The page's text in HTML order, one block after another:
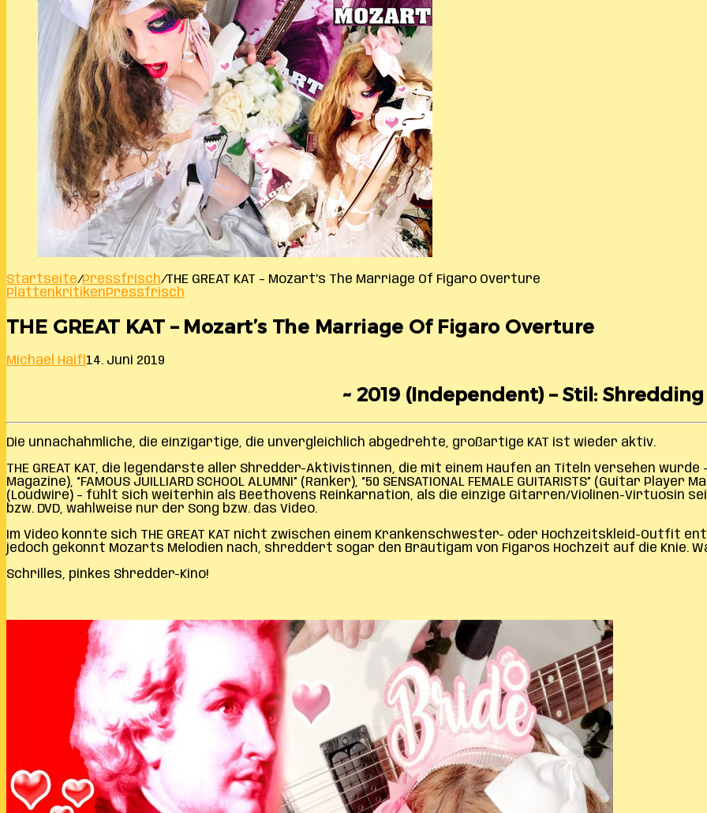
Startseite/Pressfrisch/THE GREAT KAT – Mozart’s The Marriage Of Figaro Overture
PlattenkritikenPressfrisch
THE GREAT KAT – Mozart’s The Marriage Of Figaro Overture
Michael Haifl 14. Juni 2019
~ 2019 (Independent) – Stil: Shredding
Die unnachahmliche, die einzigartige, die unvergleichlich abgedrehte, großartige KAT ist wieder aktiv.
THE GREAT KAT, die legendärste aller Shredder-Aktivistinnen, die mit einem Haufen an Titeln versehen wurde –
Magazine), “FAMOUS JUILLIARD SCHOOL ALUMNI” (Ranker), “50 SENSATIONAL FEMALE GUITARISTS” (Guitar Player
(Loudwire) – fühlt sich weiterhin als Beethovens Reinkarnation, als die einzige Gitarren/Violinen-Virtuosin
bzw. DVD, wahlweise nur der Song bzw. das Video.
Im Video konnte sich THE GREAT KAT nicht zwischen einem Krankenschwester- oder Hochzeitskleid-Outfit
jedoch gekonnt Mozarts Melodien nach, shreddert sogar den Bräutigam von Figaros Hochzeit auf die
Schrilles, pinkes Shredder-Kino!